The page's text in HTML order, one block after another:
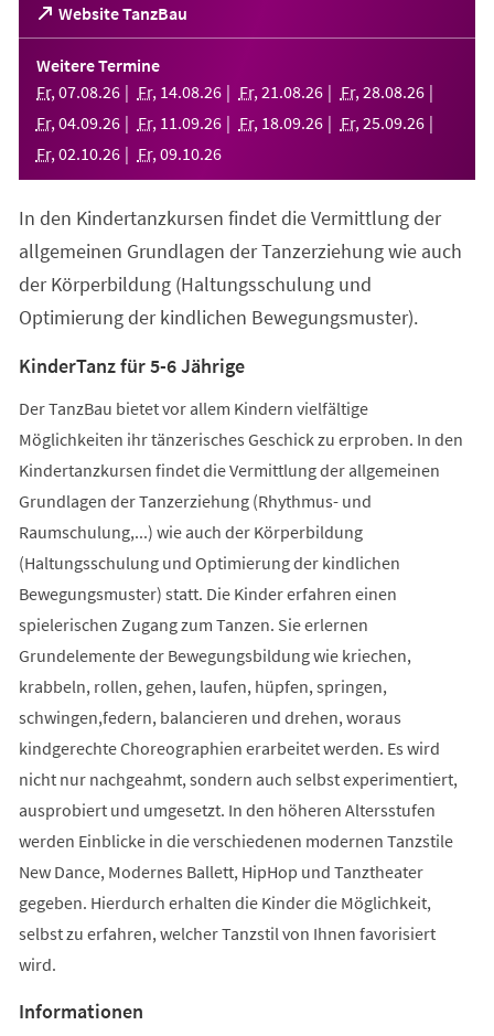
Website TanzBau
(Öffnet
in
einem
neuen
Tab)
Weitere Termine
Fr, 07.08.26 Fr, 14.08.26 Fr, 21 .08.26 Fr, 28.08.26
Fr, 04.09.26 Fr, 11 .09.26 Fr, 18.09.26 Fr, 25.09.26
Fr, 02.10.26 Fr, 09.10.26
In den Kindertanzkursen findet die Vermittlung der
allgemeinen Grundlagen der Tanzerziehung wie auch
der Körperbildung (Haltungsschulung und
Optimierung der kindlichen Bewegungsmuster).
KinderTanz für 5-6 Jährige
Der TanzBau bietet vor allem Kindern vielfältige
Möglichkeiten ihr tänzerisches Geschick zu erproben. In den
Kindertanzkursen findet die Vermittlung der allgemeinen
Grundlagen der Tanzerziehung (Rhythmus- und
Raumschulung,...) wie auch der Körperbildung
(Haltungsschulung und Optimierung der kindlichen
Bewegungsmuster) statt. Die Kinder erfahren einen
spielerischen Zugang zum Tanzen. Sie erlernen
Grundelemente der Bewegungsbildung wie kriechen,
krabbeln, rollen, gehen, laufen, hüpfen, springen,
schwingen,federn, balancieren und drehen, woraus
kindgerechte Choreographien erarbeitet werden. Es wird
nicht nur nachgeahmt, sondern auch selbst experimentiert,
ausprobiert und umgesetzt. In den höheren Altersstufen
werden Einblicke in die verschiedenen modernen Tanzstile
New Dance, Modernes Ballett, HipHop und Tanztheater
gegeben. Hierdurch erhalten die Kinder die Möglichkeit,
selbst zu erfahren, welcher Tanzstil von Ihnen favorisiert
wird.
Informationen